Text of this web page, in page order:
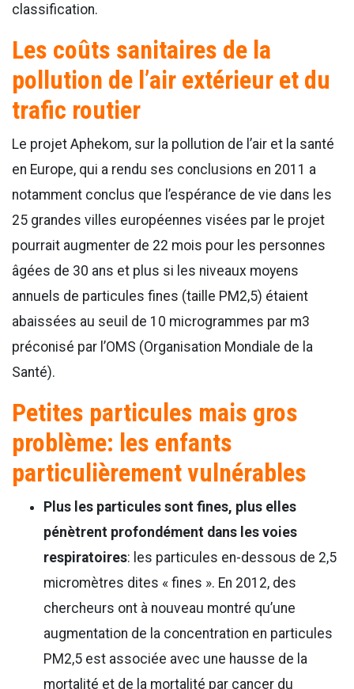
classification.
Les coûts sanitaires de la
pollution de l’air extérieur et du
trafic routier
Le projet Aphekom, sur la pollution de l’air et la santé
en Europe, qui a rendu ses conclusions en 2011 a
notamment conclus que l’espérance de vie dans les
25 grandes villes européennes visées par le projet
pourrait augmenter de 22 mois pour les personnes
âgées de 30 ans et plus si les niveaux moyens
annuels de particules fines (taille PM2,5) étaient
abaissées au seuil de 10 microgrammes par m3
préconisé par l’OMS (Organisation Mondiale de la
Santé).
Petites particules mais gros
problème: les enfants
particulièrement vulnérables
Plus les particules sont fines, plus elles
pénètrent profondément dans les voies
respiratoires: les particules en-dessous de 2,5
micromètres dites « fines ». En 2012, des
chercheurs ont à nouveau montré qu’une
augmentation de la concentration en particules
PM2,5 est associée avec une hausse de la
mortalité et de la mortalité par cancer du